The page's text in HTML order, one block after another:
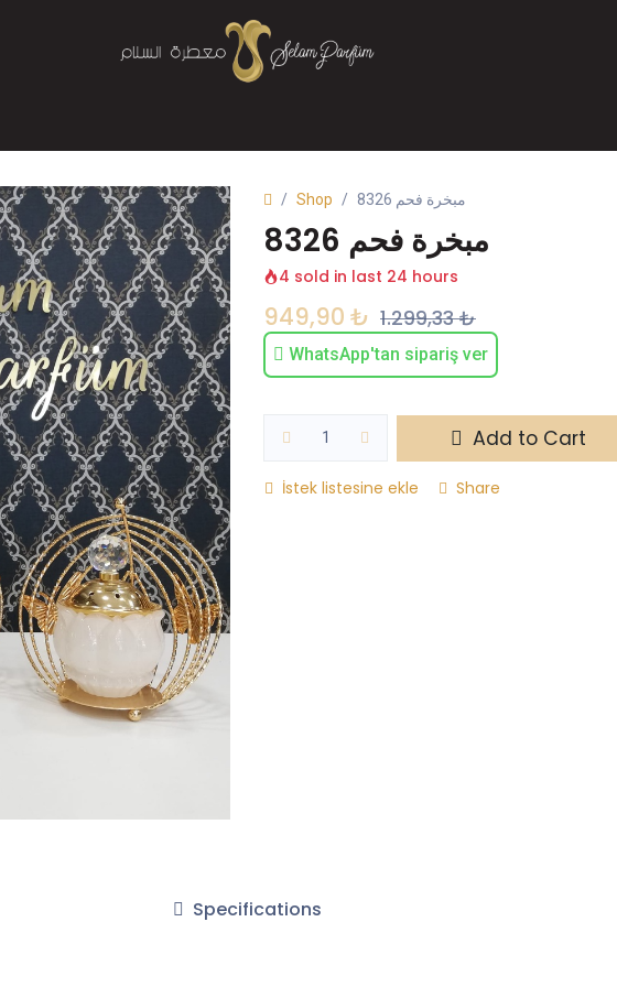
Shop مبخرة فحم 8326
مبخرة فحم 8326
4 sold in last 24 hours
949,90 ₺ 1.299,33₺
WhatsApp'tan sipariş ver
Add to Cart
İstek listesine ekle Share
Specifications